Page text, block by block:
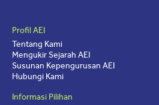
Profil AEI
Tentang Kami
Mengukir Sejarah AEI
Susunan Kepengurusan AEI
Hubungi Kami
Informasi Pilihan